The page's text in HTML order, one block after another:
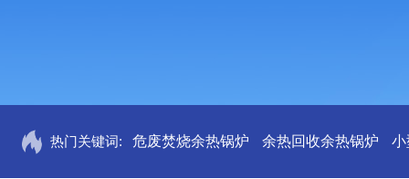
热门关键词: 危废焚烧余热锅炉 余热回收余热锅炉 小